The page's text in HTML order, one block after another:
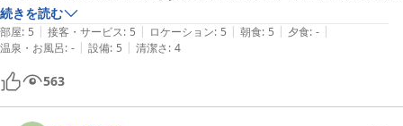
の、天井が高いので不思議と閉塞感はありませんでした。
ご飯はとにかく何を食べても美味しい！
コーヒーもスティックタイプが置いていて24h飲み放題、そのほか水も
置いています。
続きを読む
部屋: 5 | 接客・サービス: 5 | ロケーション: 5 | 朝食: 5 | 夕食: - |
温泉・お風呂: - | 設備: 5 | 清潔さ: 4
563